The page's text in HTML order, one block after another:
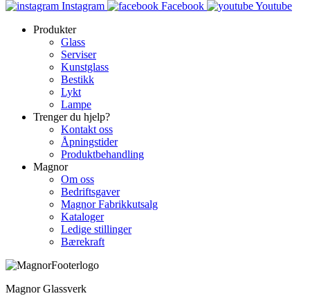
Instagram Facebook
Youtube
Produkter
Glass
Serviser
Kunstglass
Bestikk
Lykt
Lampe
Trenger du hjelp?
Kontakt oss
Åpningstider
Produktbehandling
Magnor
Om oss
Bedriftsgaver
Magnor Fabrikkutsalg
Kataloger
Ledige stillinger
Bærekraft
Magnor Glassverk